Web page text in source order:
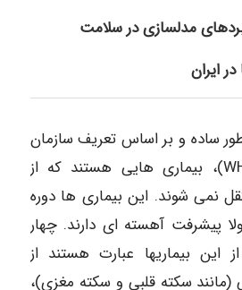
ساده و بر اساس تعریف سازمان
جهانی بهداشت (WHO)، بیماری هایی هستند که از
نمی شوند. این بیماری ها دوره
پیشرفت آهسته ای دارند. چهار
بیماریها عبارت هستند از
(مانند سکته قلبی و سکته مغزی)،